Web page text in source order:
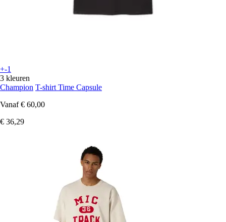
+-1
3 kleuren
Champion T-shirt Time Capsule
Vanaf € 60,00
€ 36,29